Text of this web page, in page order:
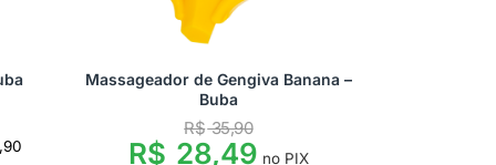
Massageador de Gengiva Banana –
Buba
R$35,90
R$ 28,49 no PIX